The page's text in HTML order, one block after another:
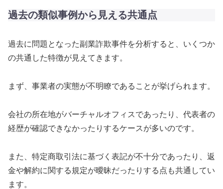
過去の類似事例から見える共通点
過去に問題となった副業詐欺事件を分析すると、いくつか
の共通した特徴が見えてきます。
まず、事業者の実態が不明瞭であることが挙げられます。
会社の所在地がバーチャルオフィスであったり、代表者の
経歴が確認できなかったりするケースが多いのです。
また、特定商取引法に基づく表記が不十分であったり、返
金や解約に関する規定が曖昧だったりする点も共通してい
ます。